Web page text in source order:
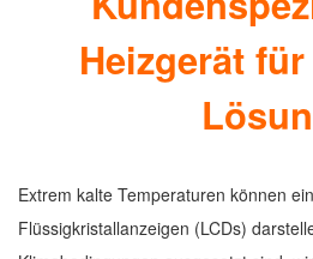
Heizgerät
Extrem kalte Temperaturen können
Flüssigkristallanzeigen (LCDs)